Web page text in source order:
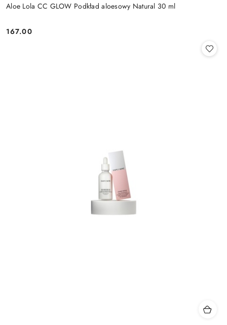
Aloe Lola CC GLOW Podkład aloesowy Natural 30 ml
Cena:
167.00